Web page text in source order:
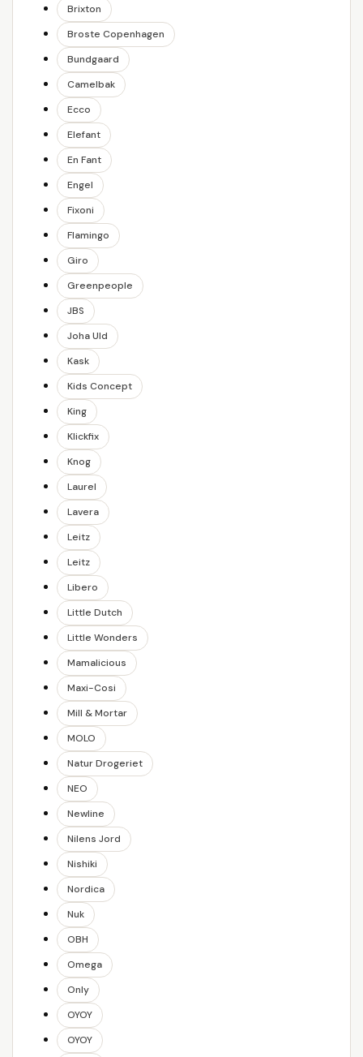
Brixton
Broste Copenhagen
Bundgaard
Camelbak
Ecco
Elefant
En Fant
Engel
Fixoni
Flamingo
Giro
Greenpeople
JBS
Joha Uld
Kask
Kids Concept
King
Klickfix
Knog
Laurel
Lavera
Leitz
Leitz
Libero
Little Dutch
Little Wonders
Mamalicious
Maxi-Cosi
Mill & Mortar
MOLO
Natur Drogeriet
NEO
Newline
Nilens Jord
Nishiki
Nordica
Nuk
OBH
Omega
Only
OYOY
OYOY